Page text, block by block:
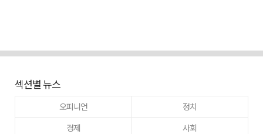
섹션별 뉴스
오피니언
정치
경제
사회